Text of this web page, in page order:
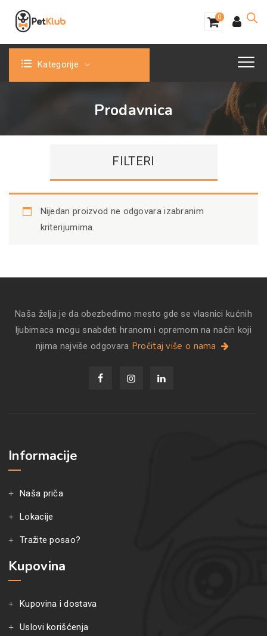
0
Kategorije
Prodavnica
Nijedan proizvod ne odgovara izabranim
kriterijumima.
FILTERI
Naša želja je da obezbedimo mesto gde se vlasnici kućnih
ljubimaca mogu snabdeti hranom i opremom na način koji
njima najviše odgovara Pročitaj više o nama
Informacije
Naša priča
Lokacije
Tražite posao?
Kupovina
Kupovina i dostava
Uslovi korišćenja